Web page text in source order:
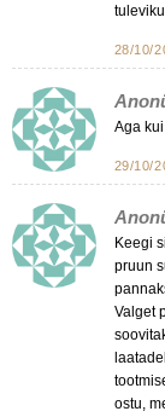
28/10/
Aga
29/10/
Keegi
pruun
Valget
ostu,